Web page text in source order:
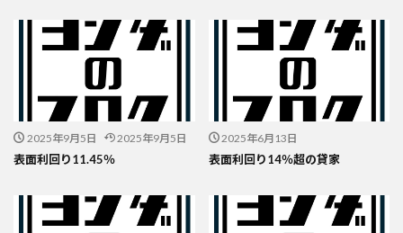
2025年9月5日 2025年9月5日
表面利回り11.45％
2025年6月13日
表面利回り14％超の貸家